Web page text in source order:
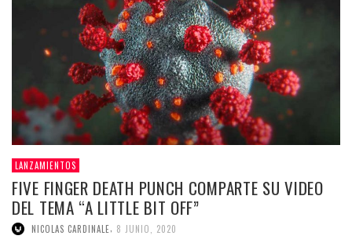
LANZAMIENTOS
FIVE FINGER DEATH PUNCH COMPARTE SU VIDEO
DEL TEMA “A LITTLE BIT OFF”
NICOLAS CARDINALE, 8 JUNIO, 2020